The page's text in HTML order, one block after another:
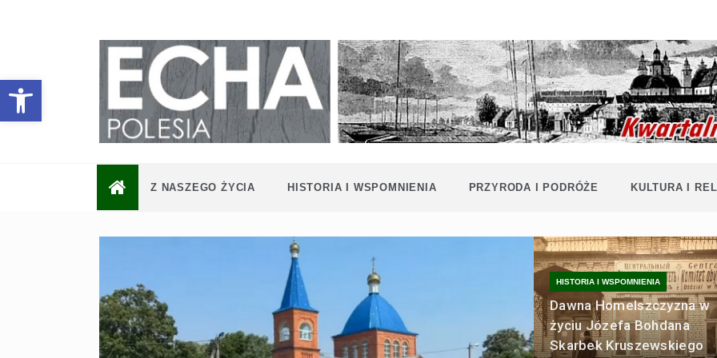
Otwórz pasek narzędzi
Echa
Polesia
współczesność
Polaków na
Polesiu.
Przyroda,
zabytki, kultura
i wspomnienia
z Polesia.
Z NASZEGO ŻYCIA HISTORIA I WSPOMNIENIA PRZYRODA I PODRÓŻE KULTURA I
HISTORIA I WSPOMNIENIA
Dawna Homelszczyzna w
życiu Józefa Bohdana
Skarbek Kruszewskiego